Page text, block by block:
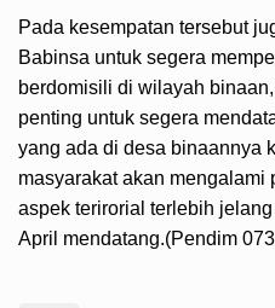
Pada kesempatan tersebut
Babinsa untuk segera
berdomisili di wilayah
penting untuk segera
yang ada di desa binaannya
masyarakat akan mengalami
aspek terirorial terlebih
April mendatang.(Pendim